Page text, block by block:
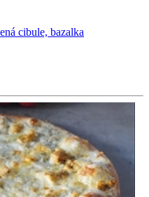
cibule, bazalka